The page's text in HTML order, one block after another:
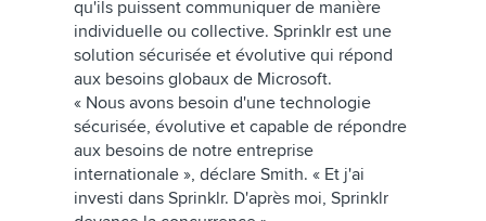
qu'ils puissent communiquer de manière
individuelle ou collective. Sprinklr est une
solution sécurisée et évolutive qui répond
aux besoins globaux de Microsoft.
« Nous avons besoin d'une technologie
sécurisée, évolutive et capable de répondre
aux besoins de notre entreprise
internationale », déclare Smith. « Et j'ai
investi dans Sprinklr. D'après moi, Sprinklr